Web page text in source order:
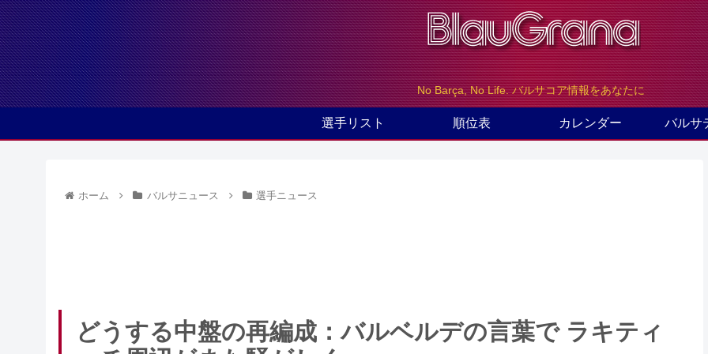
No Barça, No Life. バルサコア情報をあなたに
選手リスト 順位表 カレンダー バルサ
ホーム バルサニュース 選手ニュース
どうする中盤の再編成：バルベルデの言葉で ラキティ